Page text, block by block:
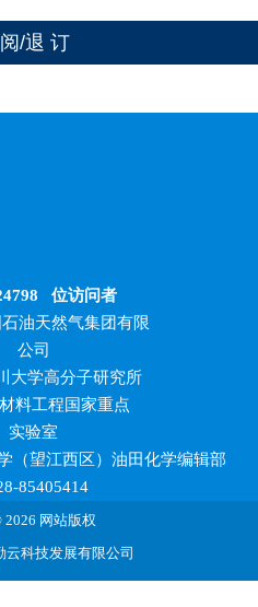
位访问者
油天然气集团有限
司
大学高分子研究所
工程国家重点
室
（望江西区）油田化学编辑部
85405414
网站版权
科技发展有限公司